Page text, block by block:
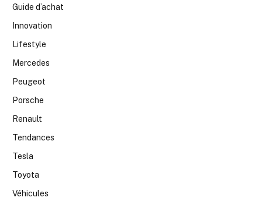
Guide d’achat
Innovation
Lifestyle
Mercedes
Peugeot
Porsche
Renault
Tendances
Tesla
Toyota
Véhicules